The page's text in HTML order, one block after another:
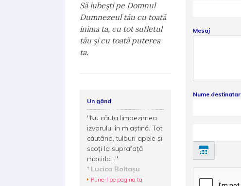
Mesaj
Nume destinatar
Să iubeşti pe Domnul
Dumnezeul tău cu toată
inima ta, cu tot sufletul
tău şi cu toată puterea
ta.
Un gând
"Nu căuta limpezimea
izvorului în mlaştină. Tot
căutând, tulburi apele şi
scoţi la suprafaţă
mocirla..."
Lucica Boltaşu
Pune-l pe pagina ta